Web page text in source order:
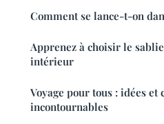
Comment se lance-t-on
Apprenez à choisir le
intérieur
Voyage pour tous : idées
incontournables